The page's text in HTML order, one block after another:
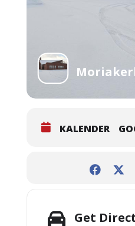
KALENDER
Get